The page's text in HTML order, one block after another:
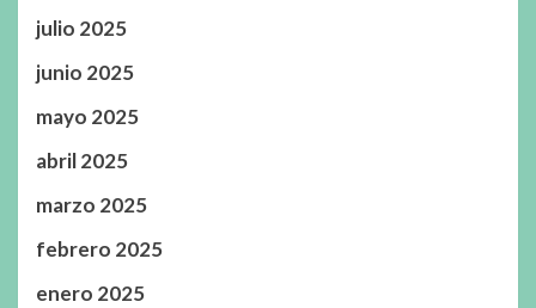
julio 2025
junio 2025
mayo 2025
abril 2025
marzo 2025
febrero 2025
enero 2025